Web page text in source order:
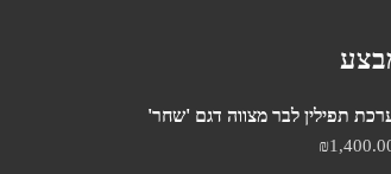
תפילין לבר מצווה דגם 'שחר'
₪